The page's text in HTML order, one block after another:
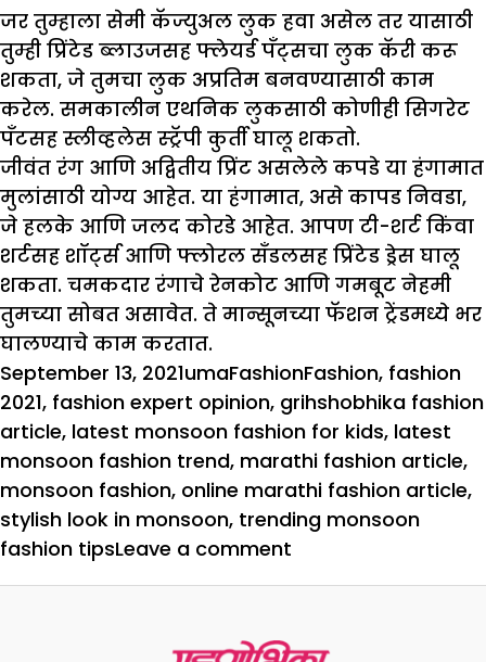
जर तुम्हाला सेमी कॅज्युअल लुक हवा असेल तर यासाठी
तुम्ही प्रिंटेड ब्लाउजसह फ्लेयर्ड पॅंट्सचा लुक कॅरी करू
शकता, जे तुमचा लुक अप्रतिम बनवण्यासाठी काम
करेल. समकालीन एथनिक लुकसाठी कोणीही सिगरेट
पॅंटसह स्लीव्हलेस स्ट्रॅपी कुर्ती घालू शकतो.
जीवंत रंग आणि अद्वितीय प्रिंट असलेले कपडे या हंगामात
मुलांसाठी योग्य आहेत. या हंगामात, असे कापड निवडा,
जे हलके आणि जलद कोरडे आहेत. आपण टी-शर्ट किंवा
शर्टसह शॉर्ट्स आणि फ्लोरल सँडलसह प्रिंटेड ड्रेस घालू
शकता. चमकदार रंगाचे रेनकोट आणि गमबूट नेहमी
तुमच्या सोबत असावेत. ते मान्सूनच्या फॅशन ट्रेंडमध्ये भर
घालण्याचे काम करतात.
Posted
on
September 13, 2021Author
umaCategories
FashionTags
Fashion, fashion
2021, fashion expert opinion, grihshobhika fashion
article, latest monsoon fashion for kids, latest
monsoon fashion trend, marathi fashion article,
monsoon fashion, online marathi fashion article,
stylish look in monsoon, trending monsoon
fashion tipsLeave a comment